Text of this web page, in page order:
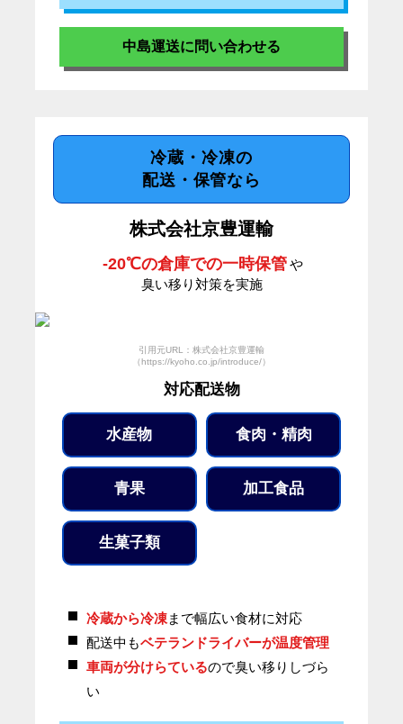
中島運送に問い合わせる
冷蔵・冷凍の
配送・保管なら
株式会社京豊運輸
-20℃の倉庫での一時保管や
臭い移り対策を実施
引用元URL：株式会社京豊運輸
（https://kyoho.co.jp/introduce/）
対応配送物
水産物 食肉・精肉
青果 加工食品
生菓子類
冷蔵から冷凍まで幅広い食材に対応
配送中もベテランドライバーが温度管理
車両が分けらているので臭い移りしづら
い